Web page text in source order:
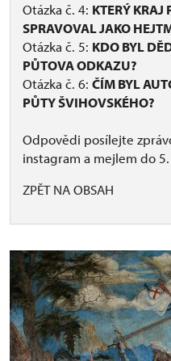
Otázka č. 4: KTERÝ KRAJ
SPRAVOVAL JAKO
Otázka č. 5: KDO BYL
PŮTOVA ODKAZU?
Otázka č. 6: ČÍM BYL
PŮTY ŠVIHOVSKÉHO?
Odpovědi posílejte
instagram a mejlem do
ZPĚT NA OBSAH